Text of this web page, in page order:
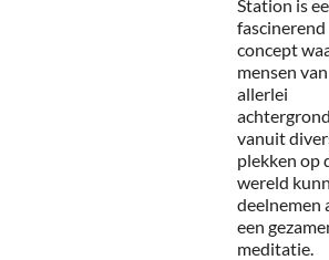
Station is
fascinerend
concept
mensen van
allerlei
vanuit
plekken op
wereld
deelnemen
een
meditatie.